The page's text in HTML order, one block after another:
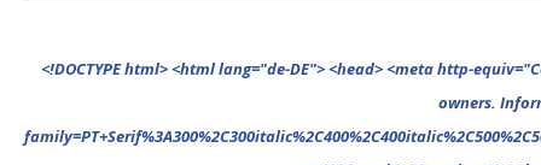
<!DOCTYPE html> <html lang="de-DE"> <head> <meta http-equiv="Content-Type" content="text/html; charset=UTF-8"/> <meta name="google-site-verification" content="cVGVUvWocm1gvSHxvrjHxzeA4oYlTAvZPb6G_EJBd1U" /> <!-- This website is powered by TYPO3 - inspiring people to share! TYPO3 is a free open source Content Management Framework initially created by Kasper Skaarhoj and licensed under GNU/GPL. TYPO3 is copyright 1998-2022 of Kasper Skaarhoj. Extensions are copyright of their respective owners. Information and contribution at https://typo3.org/ --> <base href="."> <title>UFC Deutschland</title> <meta name="generator" content="TYPO3 CMS"/> <meta name="viewport" content="width=device-width,minimum-scale=1"/> <meta name="revisit-after" content="1 days"/> <meta name="allow-search" content="yes"/> <link rel="stylesheet" type="text/css" href="//fonts.googleapis.com/